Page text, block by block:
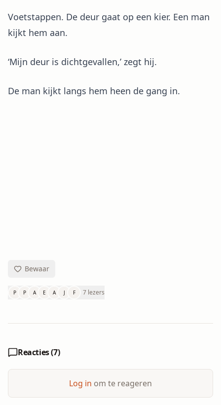
Voetstappen. De deur gaat op een kier. Een man
kijkt hem aan.
‘Mijn deur is dichtgevallen,’ zegt hij.
De man kijkt langs hem heen de gang in.
Bewaar
P P A E A J F 7 lezers
Reacties (7)
Log in om te reageren